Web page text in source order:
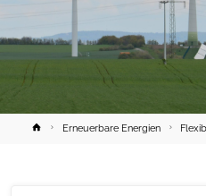
HomeErneuerbare Energien